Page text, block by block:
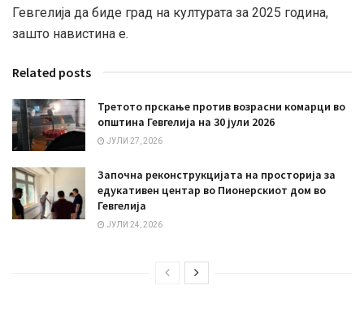
Гевгелија да биде град на културата за 2025 година,
зашто навистина е.
Related posts
Третото прскање против возрасни комарци во
општина Гевгелија на 30 јули 2026
ЈУЛИ 27, 2026
Започна реконструкцијата на просторија за
едукативен центар во Пионерскиот дом во
Гевгелија
ЈУЛИ 24, 2026